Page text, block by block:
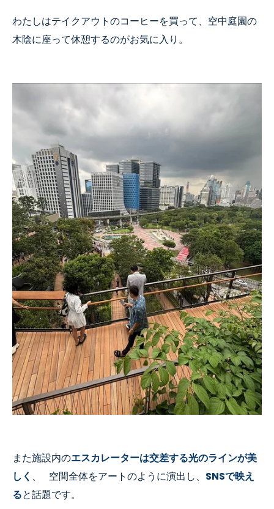
わたしはテイクアウトのコーヒーを買って、空中庭園の
木陰に座って休憩するのがお気に入り。
また施設内のエスカレーターは交差する光のラインが美
しく 、 空間全体をアートのように演出し、 SNSで映え
ると話題です。